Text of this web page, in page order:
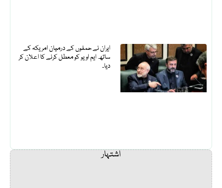
ایران نے حملوں کے درمیان امریکہ کے
ساتھ ایم او یو کو معطل کرنے کا اعلان کر
دیا۔
اشتہار